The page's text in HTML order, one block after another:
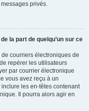
privés.
la part de quelqu’un sur ce
courriers électroniques de
repérer les utilisateurs
par courrier électronique
vous avez reçu à un
inclure les en-têtes contenant
Il pourra alors agir en